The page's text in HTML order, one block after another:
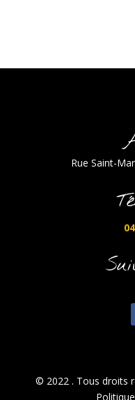
Rue Saint-
© 2022 . Tous droits